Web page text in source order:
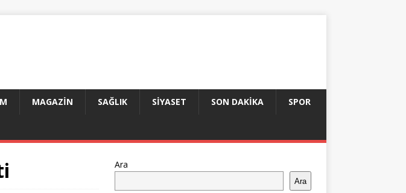
MAGAZIN SAĞLIK SIYASET SON DAKIKA SPOR
Ara
Ara